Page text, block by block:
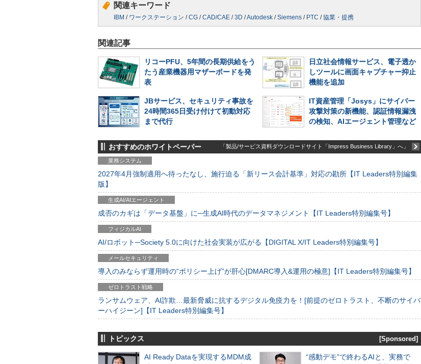
関連キーワード
IBM / ワークステーション /CG /CAD/CAE /3D /Autodesk /Siemens / PTC /協業・提携
関連記事
リコーPFU、5年間の長期供給をう
たう産業機器用マザーボードを発
表
日立社会情報サービス、電子透か
しツールに画面キャプチャー抑止
機能を追加
JBサービス、セキュリティ事故を
24時間365日受け付けて初動対応
まで代行
IT資産管理「Josys」にサイバー
攻撃対策の新機能、認証情報漏洩
の検知、AIエージェント管理など
おすすめのホワイトペーパー 「製品/サービス資料ダウンロードサイト「Impress Business Library」へ」
業務システム
2027年4月強制適用へ待ったなし、施行迫る「新リース会計基準」対応の勘所【IT Leaders特別編集
版】
生成AI/AIエージェント
成否のカギは「データ基盤」に─生成AI時代のデータマネジメント【IT Leaders特別編集号】
フィジカルAI
AI/ロボット─Society 5.0に向けた社会実装が広がる【DIGITAL X/IT Leaders特別編集号】
メールセキュリティ
導入のみならず運用時の“ポリシー上げ”が肝心[DMARC導入&運用の極意]【IT Leaders特別編集号】
ゼロトラスト戦略
ランサムウェア、AI詐欺…最新脅威に抗するデジタル免疫力を！[前提のゼロトラスト、不断のサイバ
ーハイジーン]【IT Leaders特別編集号】
トピックス [Sponsored]
AI Ready Dataを実現するMDM成
“感動デモ”で終わるAIと、実務で